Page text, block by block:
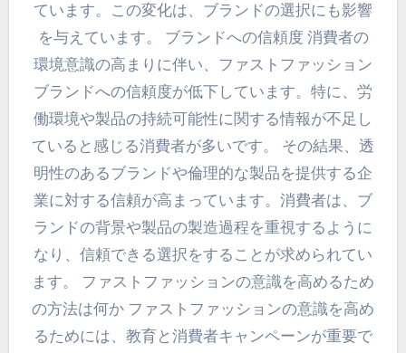
ています。この変化は、ブランドの選択にも影響
を与えています。 ブランドへの信頼度 消費者の
環境意識の高まりに伴い、ファストファッション
ブランドへの信頼度が低下しています。特に、労
働環境や製品の持続可能性に関する情報が不足し
ていると感じる消費者が多いです。 その結果、透
明性のあるブランドや倫理的な製品を提供する企
業に対する信頼が高まっています。消費者は、ブ
ランドの背景や製品の製造過程を重視するように
なり、信頼できる選択をすることが求められてい
ます。 ファストファッションの意識を高めるため
の方法は何か ファストファッションの意識を高め
るためには、教育と消費者キャンペーンが重要で